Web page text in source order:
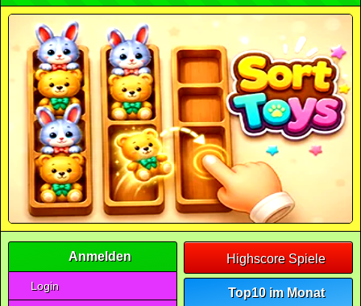
Anmelden
Login
Highscore Spiele
Top10 im Monat